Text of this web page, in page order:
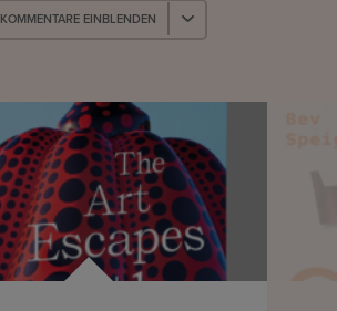
KOMMENTARE EINBLENDEN